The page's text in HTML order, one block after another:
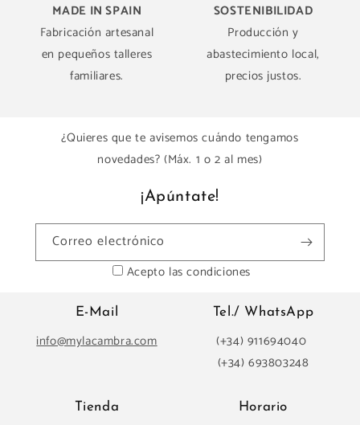
MADE IN SPAIN
Fabricación artesanal
en pequeños talleres
familiares.
SOSTENIBILIDAD
Producción y
abastecimiento local,
precios justos.
¿Quieres que te avisemos cuándo tengamos
novedades? (Máx. 1 o 2 al mes)
¡Apúntate!
Correo electrónico
Acepto las condiciones
E-Mail
info@mylacambra.com
Tel./ WhatsApp
(+34) 911694040
(+34) 693803248
Tienda Horario